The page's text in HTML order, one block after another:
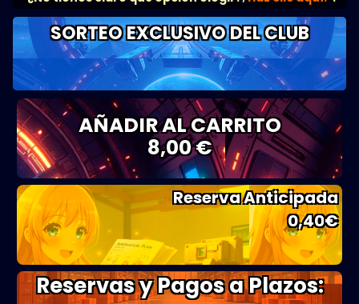
SORTEO EXCLUSIVO DEL CLUB
AÑADIR AL CARRITO
8,00 €
Reserva Anticipada
0,40€
Reservas y Pagos a Plazos: